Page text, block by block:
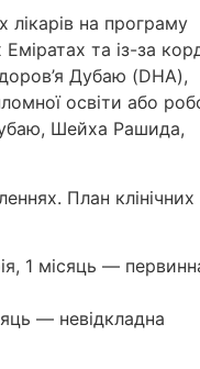
лікарів на програму
та із-за
Дубаю (DHA),
освіти або
Шейха Рашида,
План клінічних
1 місяць —
— невідкладна